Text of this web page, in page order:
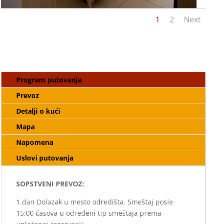
1 2 Next
Program putovanja
Prevoz
Detalji o kući
Mapa
Napomena
Uslovi putovanja
SOPSTVENI PREVOZ:
1.dan Dolazak u mesto odredišta. Smeštaj posle
15:00 časova u određeni tip smeštaja prema